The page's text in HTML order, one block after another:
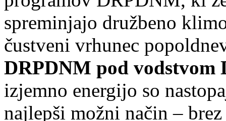
spreminjajo družbeno
čustveni vrhunec
DRPDNM pod vodstvom
izjemno energijo so
najlepši možni način –